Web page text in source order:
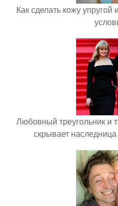
Как сделать кожу
Любовный треугольник и
скрывает